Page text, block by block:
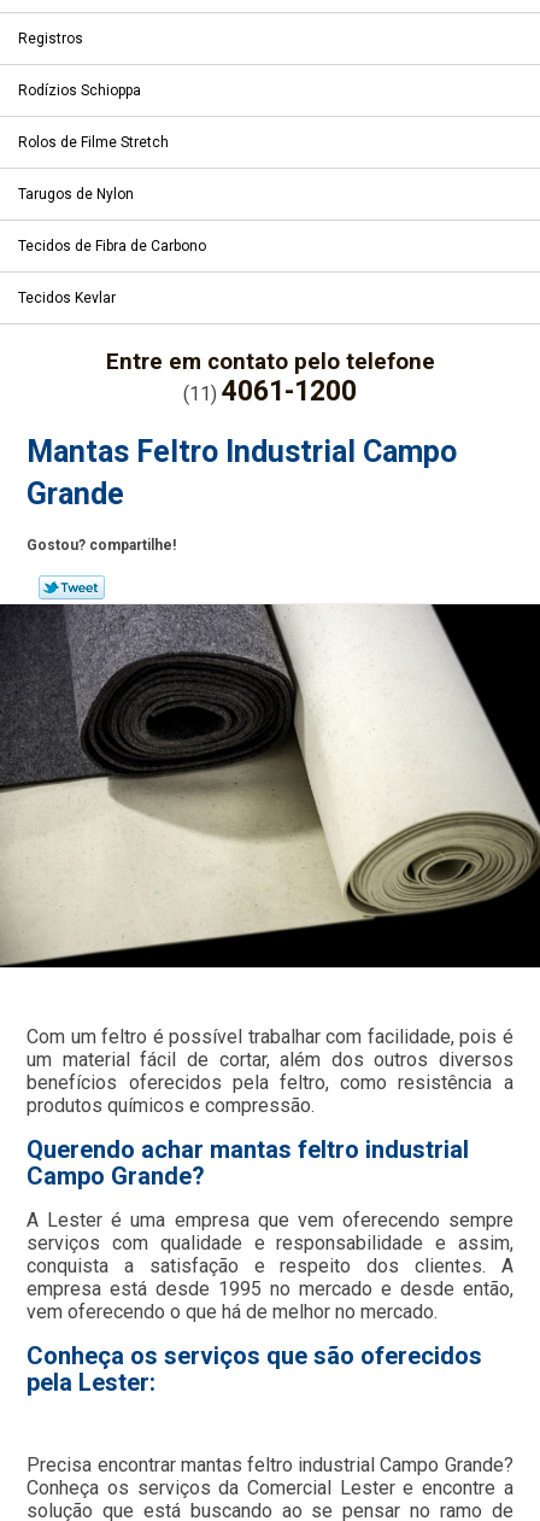
Registros
Rodízios Schioppa
Rolos de Filme Stretch
Tarugos de Nylon
Tecidos de Fibra de Carbono
Tecidos Kevlar
Entre em contato pelo telefone
(11) 4061-1200
Mantas Feltro Industrial Campo
Grande
Gostou? compartilhe!
Com um feltro é possível trabalhar com facilidade, pois é
um material fácil de cortar, além dos outros diversos
benefícios oferecidos pela feltro, como resistência a
produtos químicos e compressão.
Querendo achar mantas feltro industrial
Campo Grande?
A Lester é uma empresa que vem oferecendo sempre
serviços com qualidade e responsabilidade e assim,
conquista a satisfação e respeito dos clientes. A
empresa está desde 1995 no mercado e desde então,
vem oferecendo o que há de melhor no mercado.
Conheça os serviços que são oferecidos
pela Lester:
Precisa encontrar mantas feltro industrial Campo Grande?
Conheça os serviços da Comercial Lester e encontre a
solução que está buscando ao se pensar no ramo de